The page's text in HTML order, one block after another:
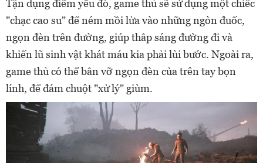
Tận dụng điểm yếu đó, game thủ sẽ sử dụng một chiếc
"chạc cao su" để ném mồi lửa vào những ngòn đuốc,
ngọn đèn trên đường, giúp thắp sáng đường đi và
khiến lũ sinh vật khát máu kia phải lùi bước. Ngoài ra,
game thủ có thể bắn vỡ ngọn đèn của trên tay bọn
lính, để đám chuột "xử lý" giùm.